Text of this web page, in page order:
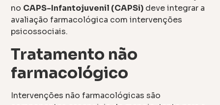
no CAPS-Infantojuvenil (CAPSi) deve integrar a
avaliação farmacológica com intervenções
psicossociais.
Tratamento não
farmacológico
Intervenções não farmacológicas são